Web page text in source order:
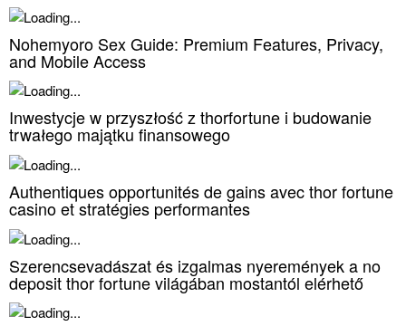
Nohemyoro Sex Guide: Premium Features, Privacy,
and Mobile Access
Inwestycje w przyszłość z thorfortune i budowanie
trwałego majątku finansowego
Authentiques opportunités de gains avec thor fortune
casino et stratégies performantes
Szerencsevadászat és izgalmas nyeremények a no
deposit thor fortune világában mostantól elérhető